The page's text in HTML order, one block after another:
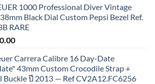
1000 Professional Diver Vintage
Black Dial Custom Pepsi Bezel Ref.
RARE
Carrera Calibre 16 Day-Date
43mm Custom Crocodile Strap +
Buckle ปี 2013 — Ref CV2A12.FC6256